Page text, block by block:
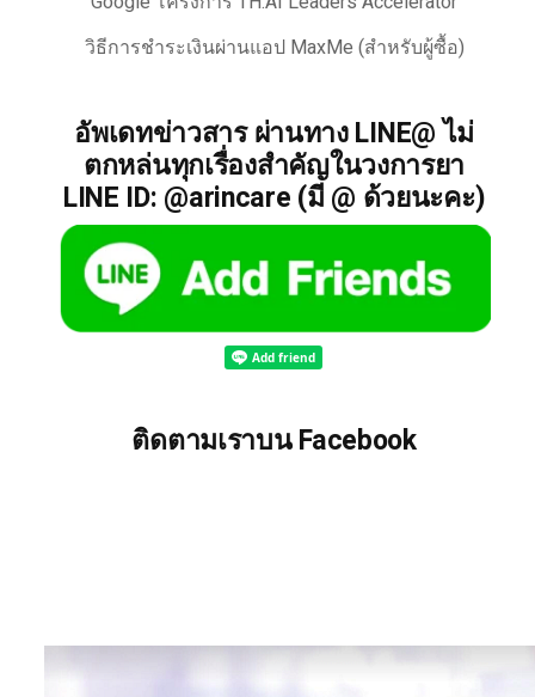
วิธีการชำระเงินผ่านแอป MaxMe (สำหรับผู้ซื้อ)
อัพเดทข่าวสาร ผ่านทาง LINE@ ไม่
ตกหล่นทุกเรื่องสำคัญในวงการยา
LINE ID: @arincare (มี @ ด้วยนะคะ)
ติดตามเราบน Facebook